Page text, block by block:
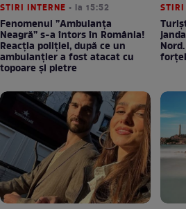
STIRI INTERNE • la 15:52
Fenomenul ”Ambulanța
Neagră” s-a întors în România!
Reacția poliției, după ce un
ambulanțier a fost atacat cu
topoare și pietre